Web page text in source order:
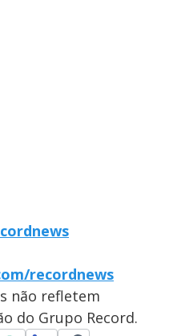
recordnews
não refletem
do Grupo Record.